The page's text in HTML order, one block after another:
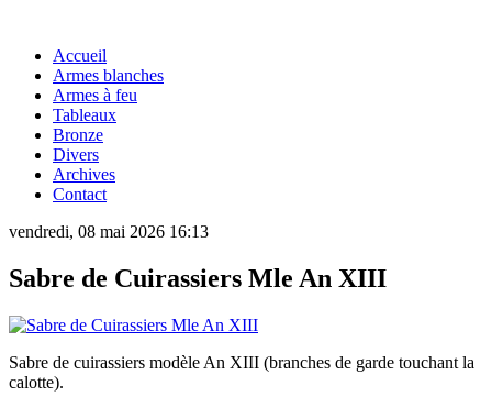
Accueil
Armes blanches
Armes à feu
Tableaux
Bronze
Divers
Archives
Contact
vendredi, 08 mai 2026 16:13
Sabre de Cuirassiers Mle An XIII
Sabre de cuirassiers modèle An XIII (branches de garde touchant la
calotte).